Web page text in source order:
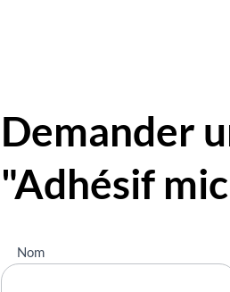
Demander
"Adhésif
Nous
contacter
Nom